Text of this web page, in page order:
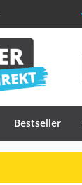
Bestseller